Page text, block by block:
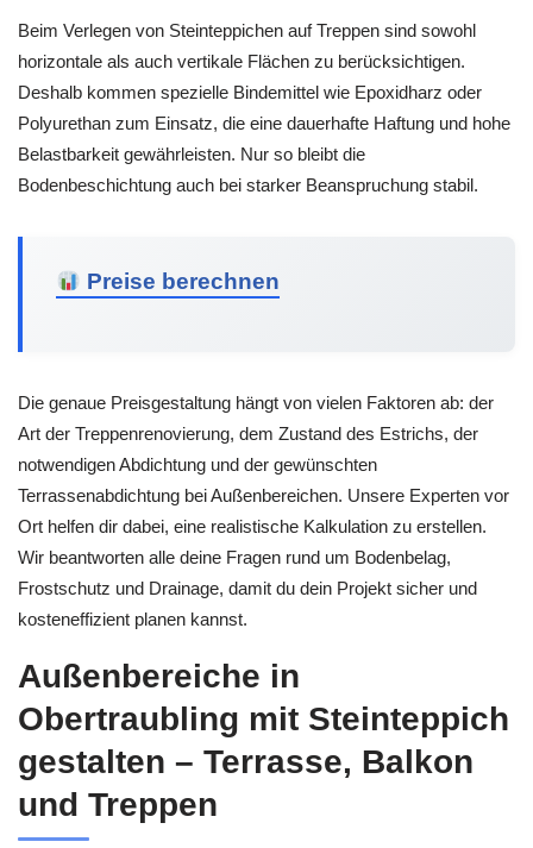
Beim Verlegen von Steinteppichen auf Treppen sind sowohl
horizontale als auch vertikale Flächen zu berücksichtigen.
Deshalb kommen spezielle Bindemittel wie Epoxidharz oder
Polyurethan zum Einsatz, die eine dauerhafte Haftung und hohe
Belastbarkeit gewährleisten. Nur so bleibt die
Bodenbeschichtung auch bei starker Beanspruchung stabil.
Preise berechnen
Die genaue Preisgestaltung hängt von vielen Faktoren ab: der
Art der Treppenrenovierung, dem Zustand des Estrichs, der
notwendigen Abdichtung und der gewünschten
Terrassenabdichtung bei Außenbereichen. Unsere Experten vor
Ort helfen dir dabei, eine realistische Kalkulation zu erstellen.
Wir beantworten alle deine Fragen rund um Bodenbelag,
Frostschutz und Drainage, damit du dein Projekt sicher und
kosteneffizient planen kannst.
Außenbereiche in
Obertraubling mit Steinteppich
gestalten – Terrasse, Balkon
und Treppen